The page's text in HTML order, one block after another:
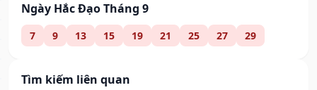
Ngày Hắc Đạo Tháng 9
7 9 13 15 19 21 25 27 29
Tìm kiếm liên quan